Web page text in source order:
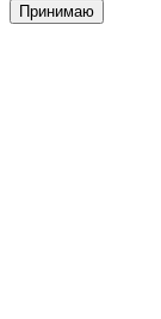
Принимаю